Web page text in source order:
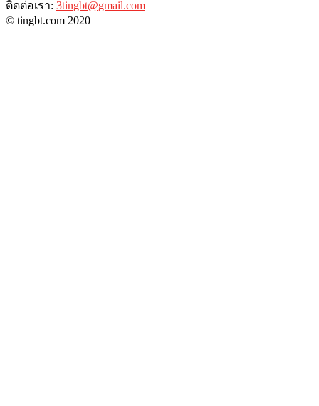
ติดต่อเรา: 3tingbt@gmail.com
© tingbt.com 2020